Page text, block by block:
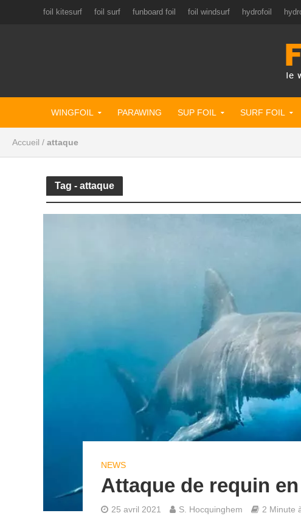
foil kitesurf foil surf funboard foil foil windsurf hydrofoil
WINGFOIL PARAWING SUP FOIL SURF FOIL
Accueil / attaque
Tag - attaque
NEWS
Attaque de requin
25 avril 2021 S. Hocquinghem 2 Minute